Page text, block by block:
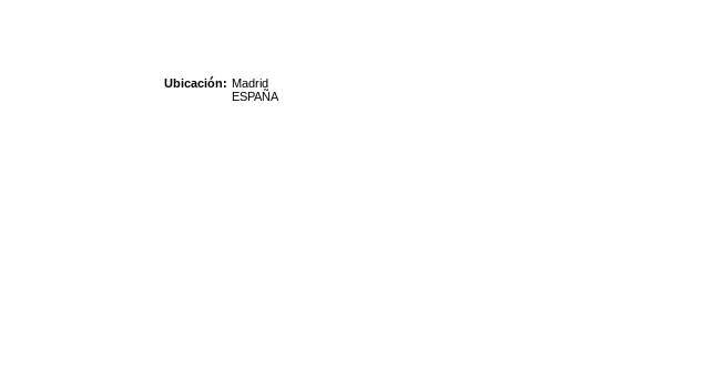
Ubicación: Madrid
ESPAÑA